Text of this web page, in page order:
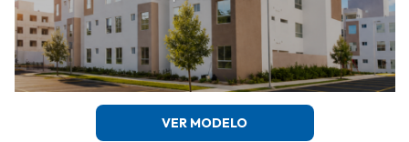
VER MODELO